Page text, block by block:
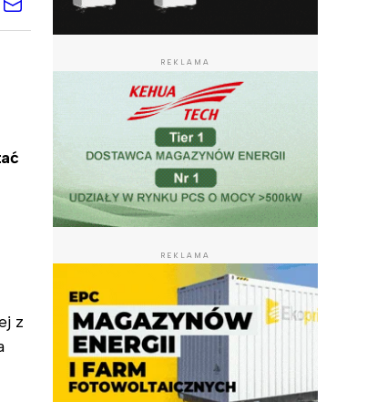
z
REKLAMA
REKLAMA